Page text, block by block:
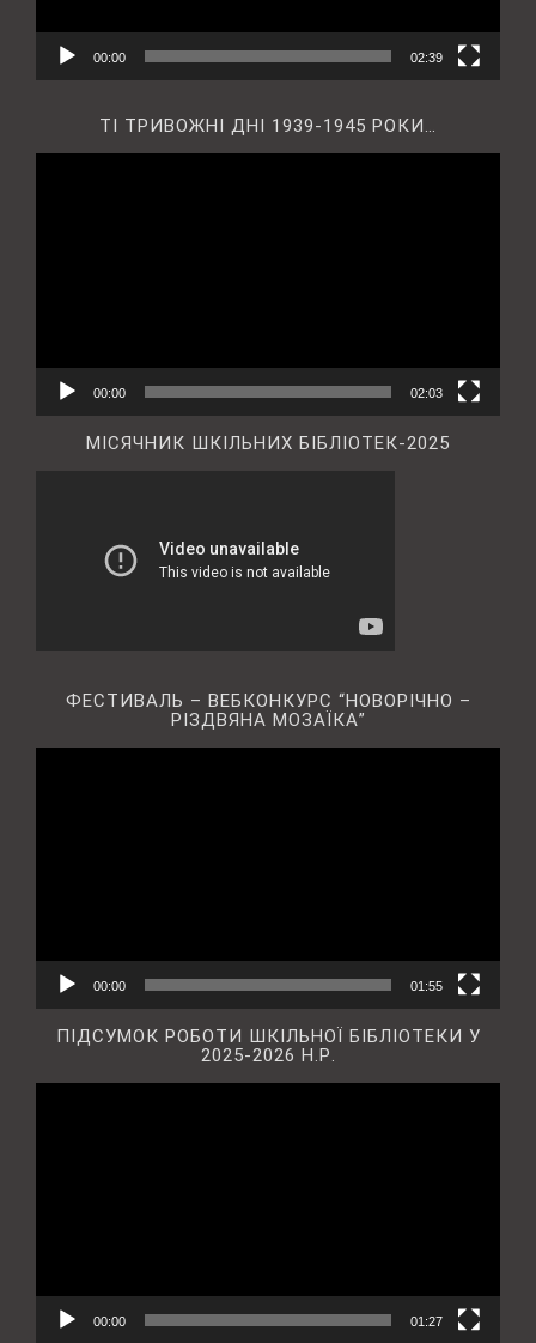
00:00 02:39
ТІ ТРИВОЖНІ ДНІ 1939-1945 РОКИ…
00:00 02:03
МІСЯЧНИК ШКІЛЬНИХ БІБЛІОТЕК-2025
ФЕСТИВАЛЬ – ВЕБКОНКУРС “НОВОРІЧНО –
РІЗДВЯНА МОЗАЇКА”
00:00 01:55
ПІДСУМОК РОБОТИ ШКІЛЬНОЇ БІБЛІОТЕКИ У
2025-2026 Н.Р.
00:00 01:27